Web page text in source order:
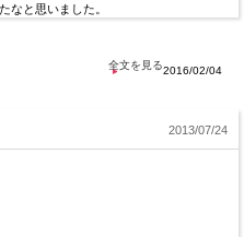
なと思いました。
2016/02/04
2013/07/24